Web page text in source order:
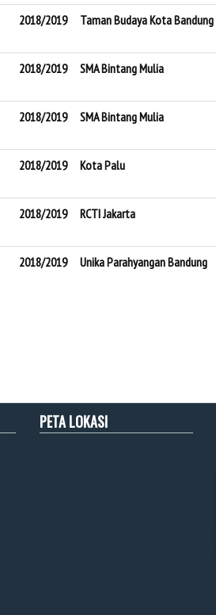
2018/2019 Taman Budaya Kota Bandung
2018/2019 SMA Bintang Mulia
2018/2019 SMA Bintang Mulia
2018/2019 Kota Palu
2018/2019 RCTI Jakarta
2018/2019 Unika Parahyangan Bandung
PETA LOKASI